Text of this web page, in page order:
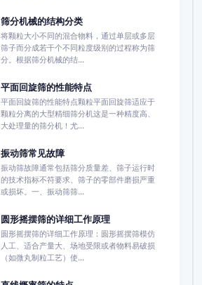
筛分机械的结构分类
将颗粒大小不同的混合物料，通过单层或多层
筛子而分成若干个不同粒度级别的过程称为筛
分。根据筛分机械的结...
平面回旋筛的性能特点
平面回旋筛的性能特点颗粒平面回旋筛适应于
颗粒分离的大型精细筛分机这是一种精度高、
大处理量的筛分机！尤...
振动筛常见故障
振动筛故障通常包括筛分质量差、筛子运行时
的技术指标不符要求、筛子的零部件磨损严重
或损坏。一、振动筛筛...
圆形摇摆筛的详细工作原理
圆形摇摆筛的详细工作原理：圆形摇摆筛模仿
人工、适合产量大、场地受限或者物料易破损
（如微丸制粒工艺）使...